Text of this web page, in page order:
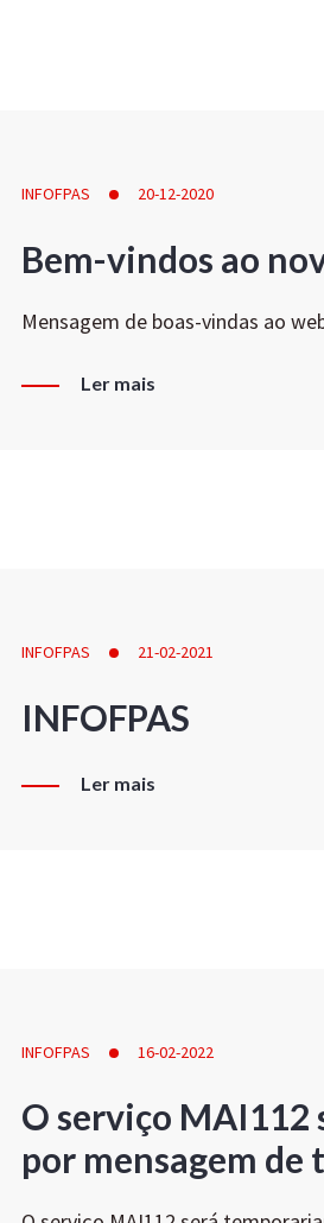
INFOFPAS 20-12-2020
Bem-vindos ao
Mensagem de boas-vindas ao
Ler mais
INFOFPAS 21-02-2021
INFOFPAS
Ler mais
INFOFPAS 16-02-2022
O serviço
por mensagem de